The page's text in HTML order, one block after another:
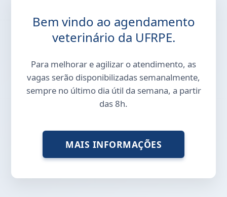
Bem vindo ao agendamento
veterinário da UFRPE.
Para melhorar e agilizar o atendimento, as
vagas serão disponibilizadas semanalmente,
sempre no último dia útil da semana, a partir
das 8h.
MAIS INFORMAÇÕES